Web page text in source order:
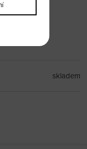
skladem